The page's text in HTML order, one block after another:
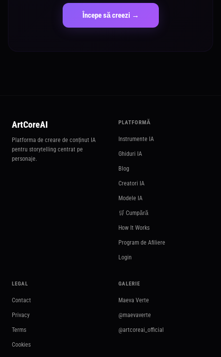
Începe să creezi →
ArtCoreAI
Platforma de creare de conținut IA
pentru storytelling centrat pe
personaje.
PLATFORMĂ
Instrumente IA
Ghiduri IA
Blog
Creatori IA
Modele IA
🛒 Cumpără
How It Works
Program de Afiliere
Login
LEGAL
Contact
Privacy
Terms
Cookies
GALERIE
Maeva Verte
@maevaverte
@artcoreai_official